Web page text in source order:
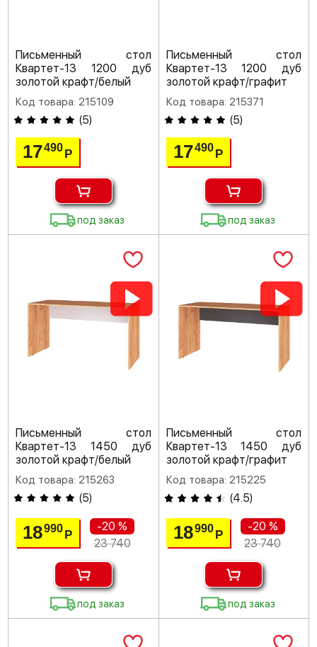
Письменный стол
Квартет-13 1200 дуб
золотой крафт/белый
Код товара: 215109
(5)
17490Р
под заказ
Письменный стол
Квартет-13 1200 дуб
золотой крафт/графит
Код товара: 215371
(5)
17490 Р
под заказ
Письменный стол
Квартет-13 1450 дуб
золотой крафт/белый
Код товара: 215263
(5)
18990Р
-20 %
23 740
под заказ
Письменный стол
Квартет-13 1450 дуб
золотой крафт/графит
Код товара: 215225
(4.5)
18990 Р
-20 %
23 740
под заказ